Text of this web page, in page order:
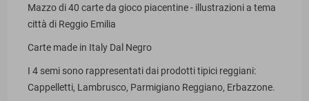
Mazzo di 40 carte da gioco piacentine - illustrazioni a tema
città di Reggio Emilia
Carte made in Italy Dal Negro
I 4 semi sono rappresentati dai prodotti tipici reggiani:
Cappelletti, Lambrusco, Parmigiano Reggiano, Erbazzone.